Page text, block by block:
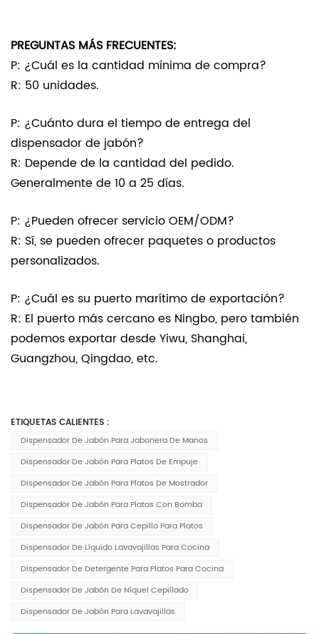
PREGUNTAS MÁS FRECUENTES:
P: ¿Cuál es la cantidad mínima de compra?
R: 50 unidades.
P: ¿Cuánto dura el tiempo de entrega del
dispensador de jabón?
R: Depende de la cantidad del pedido.
Generalmente de 10 a 25 días.
P: ¿Pueden ofrecer servicio OEM/ODM?
R: Sí, se pueden ofrecer paquetes o productos
personalizados.
P: ¿Cuál es su puerto marítimo de exportación?
R: El puerto más cercano es Ningbo, pero también
podemos exportar desde Yiwu, Shanghai,
Guangzhou, Qingdao, etc.
ETIQUETAS CALIENTES :
Dispensador De Jabón Para Jabonera De Manos
Dispensador De Jabón Para Platos De Empuje
Dispensador De Jabón Para Platos De Mostrador
Dispensador De Jabón Para Platos Con Bomba
Dispensador De Jabón Para Cepillo Para Platos
Dispensador De Líquido Lavavajillas Para Cocina
Dispensador De Detergente Para Platos Para Cocina
Dispensador De Jabón De Níquel Cepillado
Dispensador De Jabón Para Lavavajillas